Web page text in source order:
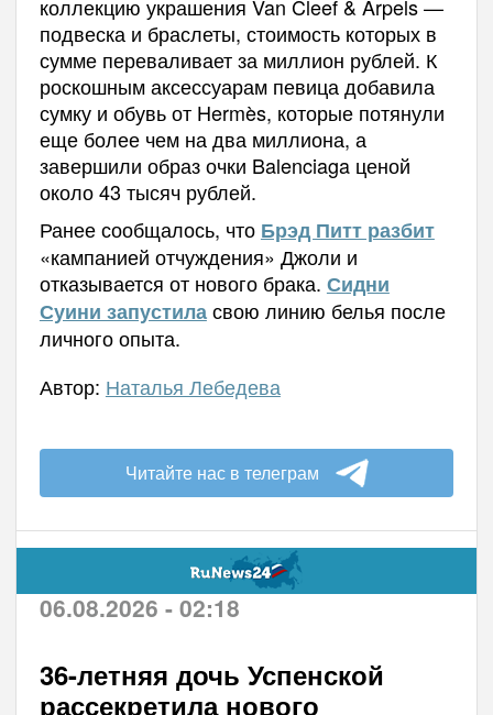
коллекцию украшения Van Cleef & Arpels —
подвеска и браслеты, стоимость которых в
сумме переваливает за миллион рублей. К
роскошным аксессуарам певица добавила
сумку и обувь от Hermès, которые потянули
еще более чем на два миллиона, а
завершили образ очки Balenciaga ценой
около 43 тысяч рублей.
Ранее сообщалось, что Брэд Питт разбит
«кампанией отчуждения» Джоли и
отказывается от нового брака. Сидни
Суини запустиласвою линию белья после
личного опыта.
Автор: Наталья Лебедева
Читайте нас в телеграм
06.08.2026 - 02:18
36-летняя дочь Успенской
рассекретила нового